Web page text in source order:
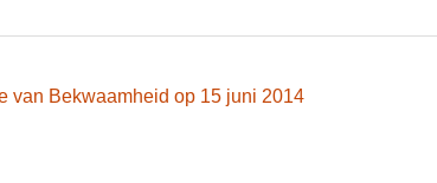
van Bekwaamheid op 15 juni 2014